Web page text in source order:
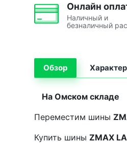
Онлайн
Наличный и
безналичный
Обзор
На Омском складе
Переместим шины
Купить шины ZMAX